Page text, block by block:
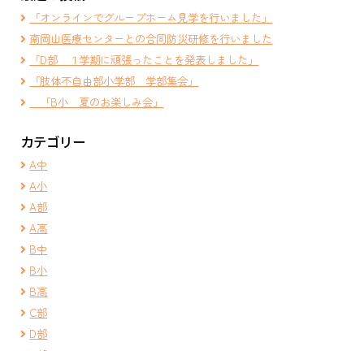
「オンラインでグループホーム見学を行いました」
南岡山医療センターとの合同防災研修を行いました
「D部 １学期に頑張ったことを発表しました」
「肢体不自由部小学部 学部集会」
「B小 夏のお楽しみ会」
カテゴリー
A中
A小
A部
A高
B中
B小
B高
C部
D部